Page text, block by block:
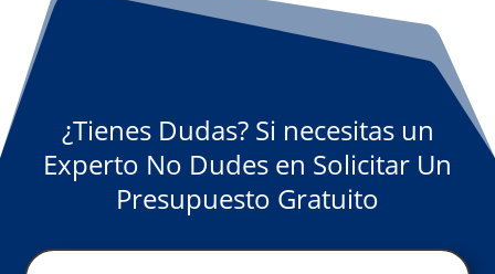
¿Tienes Dudas? Si necesitas un
Experto No Dudes en Solicitar Un
Presupuesto Gratuito